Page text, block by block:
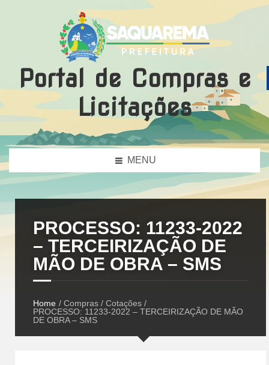
Portal de Compras e
Licitações
MENU
PROCESSO: 11233-2022
– TERCEIRIZAÇÃO DE
MÃO DE OBRA – SMS
Home / Compras / Cotações /
PROCESSO: 11233-2022 – TERCEIRIZAÇÃO DE MÃO
DE OBRA – SMS